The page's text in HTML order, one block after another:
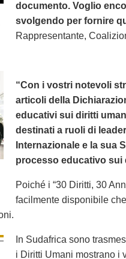
documento. Voglio
svolgendo per fornire
Rappresentante,
“Con i vostri notevoli
articoli della
educativi sui diritti
destinati a ruoli di
Internazionale e la sua
processo educativo sui
Poiché i “30 Diritti, 30
facilmente disponibile
In Sudafrica sono
i Diritti Umani mostrano i